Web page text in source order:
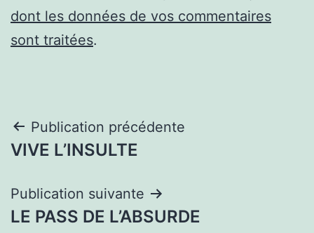
dont les données de vos commentaires
sont traitées.
Navigation
de
l’article
Publication précédente
VIVE L’INSULTE
Publication suivante
LE PASS DE L’ABSURDE